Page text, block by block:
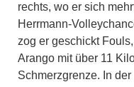
rechts, wo er sich
Herrmann-
zog er geschickt
Arango mit über 11
Schmerzgrenze. In